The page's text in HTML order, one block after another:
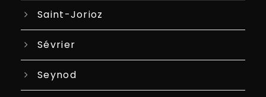
Saint-Jorioz
Sévrier
Seynod